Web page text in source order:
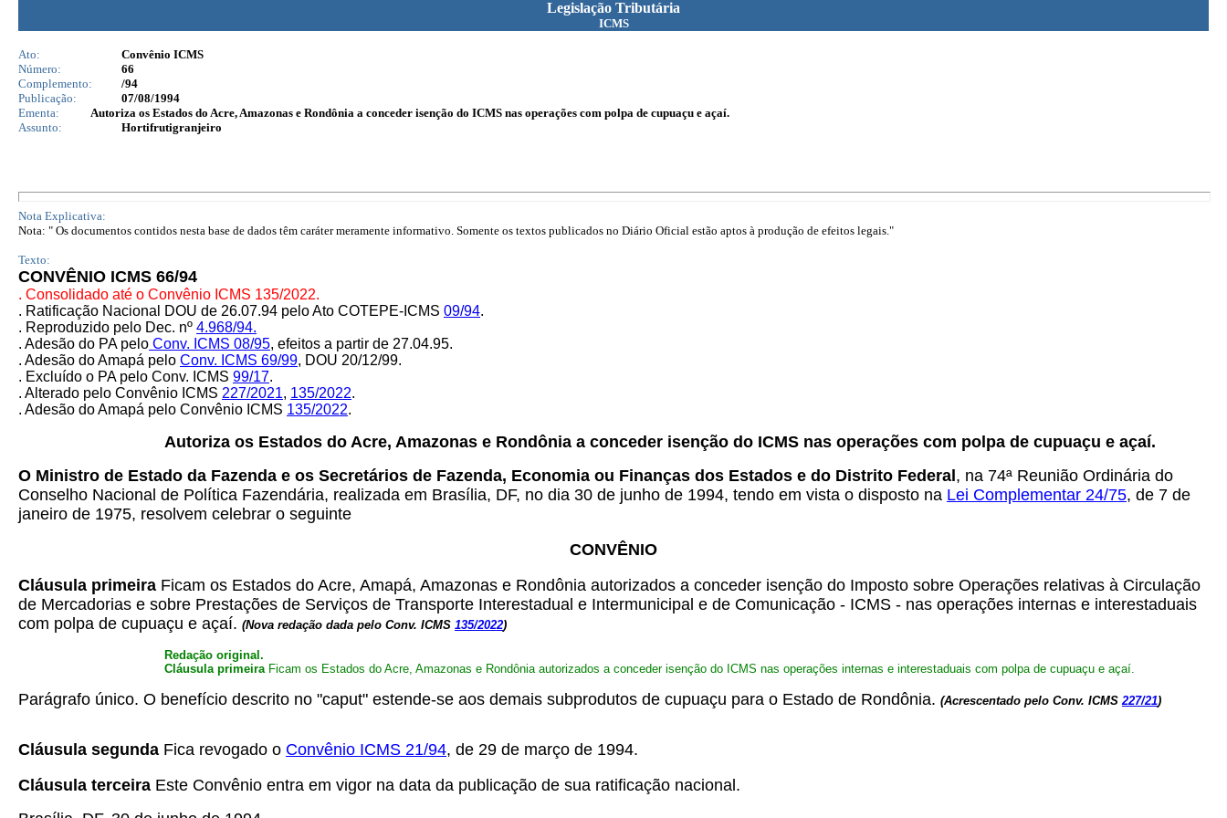
Legislação Tributária
ICMS
Ato:
Convênio ICMS
Número:
66
Complemento:
/94
Publicação:
07/08/1994
Ementa:
Autoriza os Estados do Acre, Amazonas e Rondônia a conceder isenção do ICMS nas operações com polpa de cupuaçu e açaí.
Assunto:
Hortifrutigranjeiro
Nota Explicativa:
Nota: " Os documentos contidos nesta base de dados têm caráter meramente informativo. Somente os textos publicados no Diário Oficial estão aptos à produção de efeitos legais."
Texto:
CONVÊNIO ICMS 66/94
. Consolidado até o Convênio ICMS 135/2022.
. Ratificação Nacional DOU de 26.07.94 pelo Ato COTEPE-ICMS 09/94.
. Reproduzido pelo Dec. nº 4.968/94.
. Adesão do PA pelo Conv. ICMS 08/95, efeitos a partir de 27.04.95.
. Adesão do Amapá pelo Conv. ICMS 69/99, DOU 20/12/99.
. Excluído o PA pelo Conv. ICMS 99/17.
. Alterado pelo Convênio ICMS 227/2021, 135/2022.
. Adesão do Amapá pelo Convênio ICMS 135/2022.
Autoriza os Estados do Acre, Amazonas e Rondônia a conceder isenção do ICMS nas operações com polpa de cupuaçu e açaí.
O Ministro de Estado da Fazenda e os Secretários de Fazenda, Economia ou Finanças dos Estados e do Distrito Federal , na 74ª Reunião Ordinária do
Conselho Nacional de Política Fazendária, realizada em Brasília, DF, no dia 30 de junho de 1994, tendo em vista o disposto na Lei Complementar 24/75, de 7 de
janeiro de 1975, resolvem celebrar o seguinte
CONVÊNIO
Cláusula primeira Ficam os Estados do Acre, Amapá, Amazonas e Rondônia autorizados a conceder isenção do Imposto sobre Operações relativas à Circulação
de Mercadorias e sobre Prestações de Serviços de Transporte Interestadual e Intermunicipal e de Comunicação - ICMS - nas operações internas e interestaduais
com polpa de cupuaçu e açaí. (Nova redação dada pelo Conv. ICMS 135/2022)
Redação original.
Cláusula primeira Ficam os Estados do Acre, Amazonas e Rondônia autorizados a conceder isenção do ICMS nas operações internas e interestaduais com polpa de cupuaçu e açaí.
Parágrafo único. O benefício descrito no "caput" estende-se aos demais subprodutos de cupuaçu para o Estado de Rondônia. (Acrescentado pelo Conv. ICMS227/21)
Cláusula segunda Fica revogado o Convênio ICMS 21/94, de 29 de março de 1994.
Cláusula terceira Este Convênio entra em vigor na data da publicação de sua ratificação nacional.